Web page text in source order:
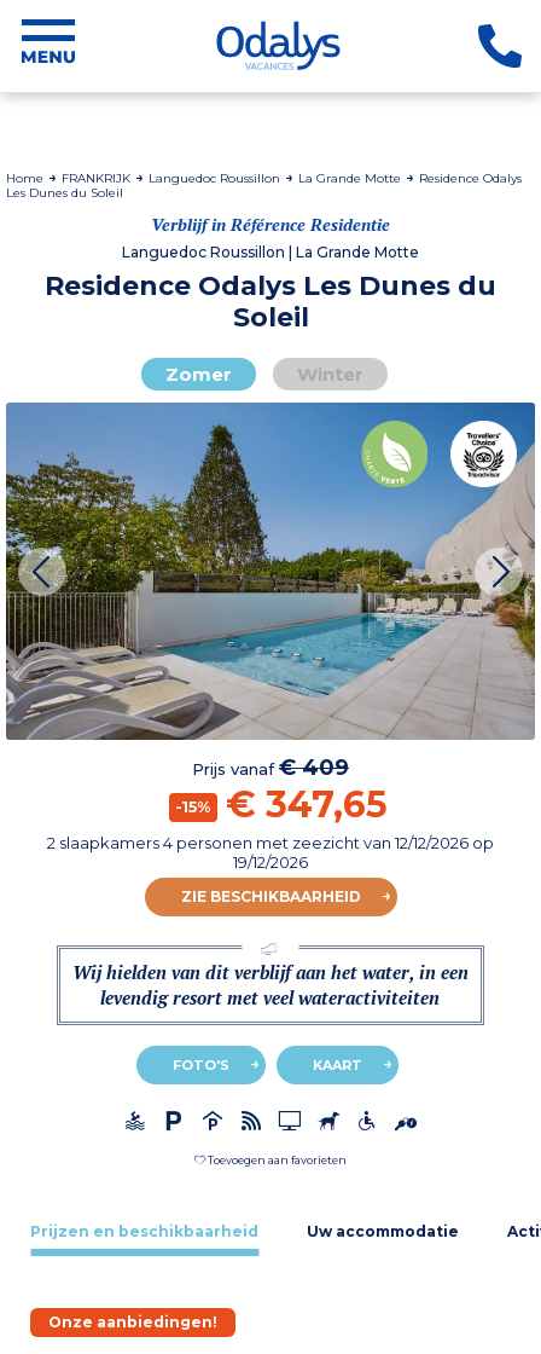
Home FRANKRIJK Languedoc Roussillon La Grande Motte
Residence Odalys
Les Dunes du Soleil
Verblijf in Référence Residentie
Languedoc Roussillon | La Grande Motte
Residence Odalys Les Dunes du
Soleil
Zomer Winter
Prijs vanaf€ 409
-15% € 347,65
2 slaapkamers 4 personen met zeezichtvan12/12/2026 op
19/12/2026
ZIE BESCHIKBAARHEID
Wij hielden van dit verblijf aan het water, in een
levendig resort met veel wateractiviteiten
FOTO'S KAART
Toevoegen aan favorieten
Prijzen en beschikbaarheid Uw accommodatie
Onze aanbiedingen!